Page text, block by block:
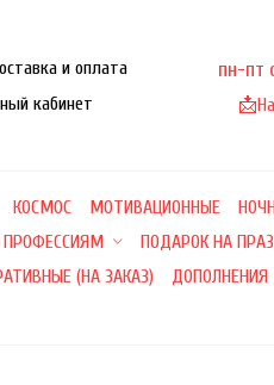
и оплата
кабинет
пн-пт
📩
КОСМОС МОТИВАЦИОННЫЕ
ПРОФЕССИЯМ ПОДАРОК НА
(НА ЗАКАЗ) ДОПОЛНЕНИЯ